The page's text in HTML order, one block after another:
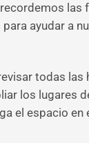
las
ayudar a
todas las
los lugares
el espacio en